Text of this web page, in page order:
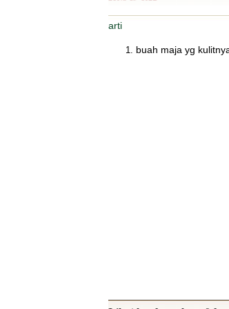
arti
buah maja yg